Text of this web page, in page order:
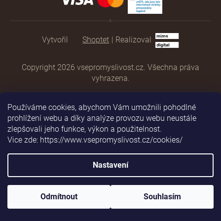
Používáme cookies, abychom Vám umožnili pohodlné
prohlížení webu a díky analýze provozu webu neustále
zlepšovali jeho funkce, výkon a použitelnost.
Vice zde: https://www.vsepromyslivost.cz/cookies/
Nastavení
Odmítnout Souhlasím
Shoptet | Realizoval
Copyright 2026 vsepromyslivost.cz . Všechna práva
vyhrazena.